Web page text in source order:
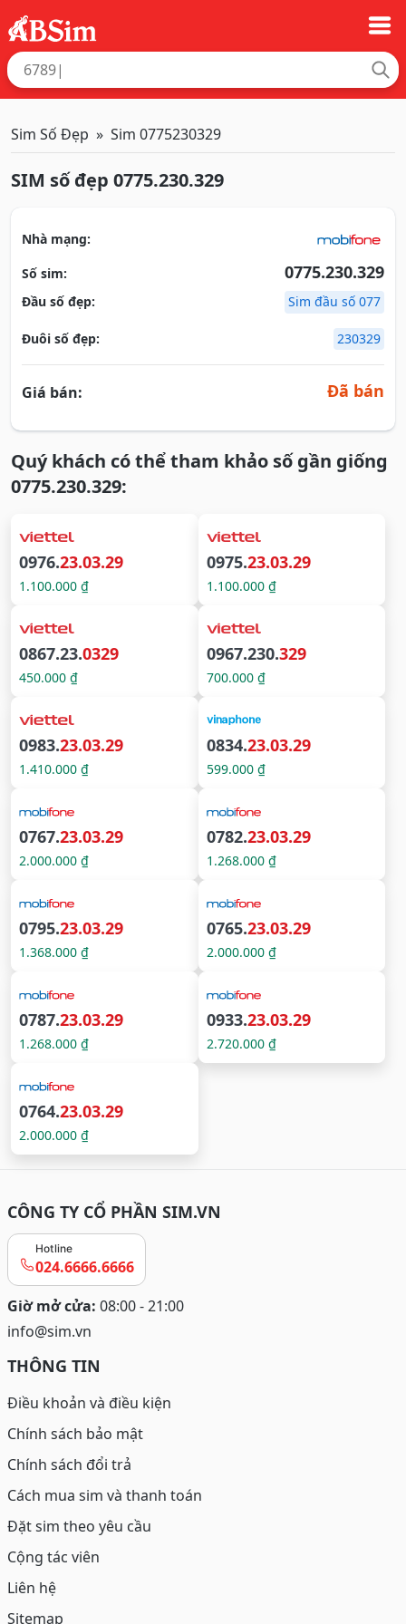
Sim Số Đẹp Sim 0775230329
SIM số đẹp 0775.230.329
Nhà mạng:
Số sim:
0775.230.329
Đầu số đẹp: Sim đầu số 077
Đuôi số đẹp: 230329
Giá bán: Đã bán
Quý khách có thể tham khảo số gần giống
0775.230.329:
0976.23.03.29
1.100.000 ₫
0975.23.03.29
1.100.000 ₫
0867.23.0329
450.000 ₫
0967.230.329
700.000 ₫
0983.23.03.29
1.410.000 ₫
0834.23.03.29
599.000 ₫
0767.23.03.29
2.000.000 ₫
0782.23.03.29
1.268.000 ₫
0795.23.03.29
1.368.000 ₫
0765.23.03.29
2.000.000 ₫
0787.23.03.29
1.268.000 ₫
0933.23.03.29
2.720.000 ₫
0764.23.03.29
2.000.000 ₫
CÔNG TY CỔ PHẦN SIM.VN
Hotline
024.6666.6666
Giờ mở cửa: 08:00 - 21:00
info@sim.vn
THÔNG TIN
Điều khoản và điều kiện
Chính sách bảo mật
Chính sách đổi trả
Cách mua sim và thanh toán
Đặt sim theo yêu cầu
Cộng tác viên
Liên hệ
Sitemap